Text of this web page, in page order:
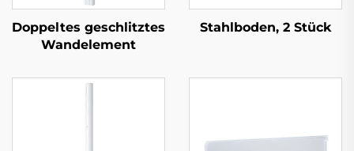
Doppeltes geschlitztes
Wandelement
Stahlboden, 2 Stück